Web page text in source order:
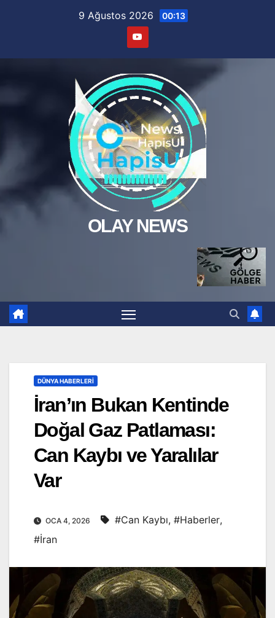
9 Ağustos 2026 00:13
OLAY NEWS
DÜNYA HABERLERI
İran’ın Bukan Kentinde
Doğal Gaz Patlaması:
Can Kaybı ve Yaralılar
Var
OCA 4, 2026 #Can Kaybı, #Haberler,
#İran